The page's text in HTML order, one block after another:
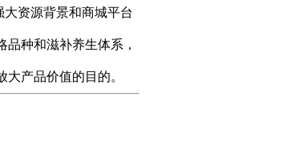
资源背景和商城平台
种和滋补养生体系，
产品价值的目的。